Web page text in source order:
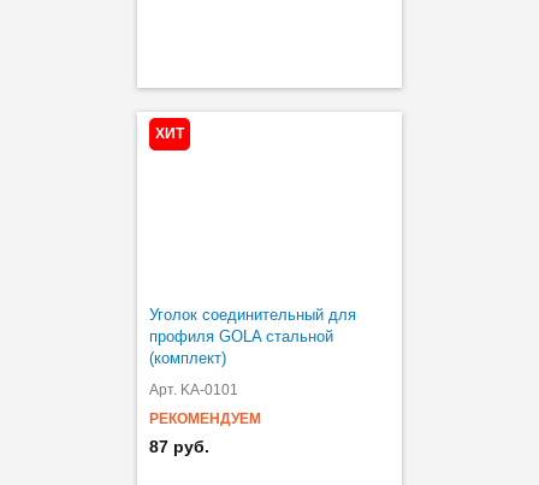
ХИТ
Уголок соединительный для
профиля GOLA стальной
(комплект)
Арт. KA-0101
РЕКОМЕНДУЕМ
87 руб.